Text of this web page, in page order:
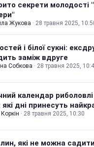
секрети молодості
Жукова · 28 травня 2025,
і білої сукні:
заміж вдруге
Собкова · 28 травня 2025,
календар
які дні принесуть
· 28 травня 2025, 10:30
які не можна